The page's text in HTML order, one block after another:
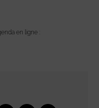
en ligne :